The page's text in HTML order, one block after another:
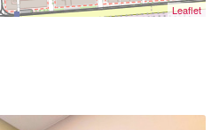
Leaflet